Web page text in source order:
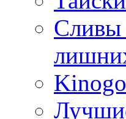
Сливы